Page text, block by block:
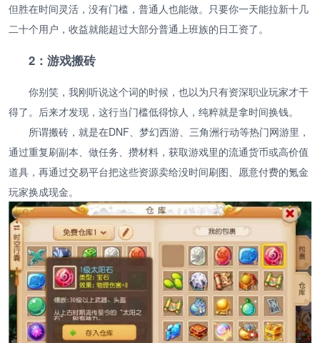
但胜在时间灵活，没有门槛，普通人也能做。只要你一天能拉新十几
二十个用户，收益就能超过大部分普通上班族的日工资了。
2：游戏搬砖
你别笑，我刚听说这个词的时候，也以为只有资深职业玩家才干
得了。后来才发现，这行当门槛低得惊人，纯粹就是拿时间换钱。
所谓搬砖，就是在DNF、梦幻西游、三角洲行动等热门网游里，
通过重复刷副本、做任务、攒材料，获取游戏里的流通货币或高价值
道具，再通过交易平台把这些资源卖给没时间刷图、愿意付费的氪金
玩家换成现金。